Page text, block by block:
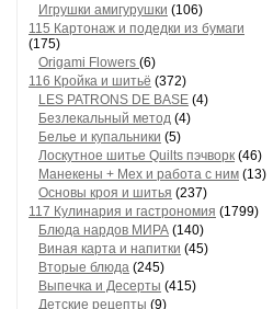
Игрушки амигурушки (106)
115 Картонаж и подедки из бумаги
(175)
Origami Flowers (6)
116 Кройка и шитьё (372)
LES PATRONS DE BASE (4)
Безлекальный метод (4)
Белье и купальники (5)
Лоскутное шитье Quilts пэчворк (46)
Манекены + Мех и работа с ним (13)
Основы кроя и шитья (237)
117 Кулинария и гастрономия (1799)
Блюда нардов МИРА (140)
Виная карта и напитки (45)
Вторые блюда (245)
Выпечка и Десерты (415)
Детские рецепты (9)